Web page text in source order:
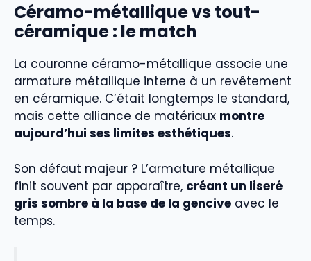
Céramo-métallique vs tout-
céramique : le match
La couronne céramo-métallique associe une
armature métallique interne à un revêtement
en céramique. C’était longtemps le standard,
mais cette alliance de matériaux montre
aujourd’hui ses limites esthétiques.
Son défaut majeur ? L’armature métallique
finit souvent par apparaître, créant un liseré
gris sombre à la base de la gencive avec le
temps.